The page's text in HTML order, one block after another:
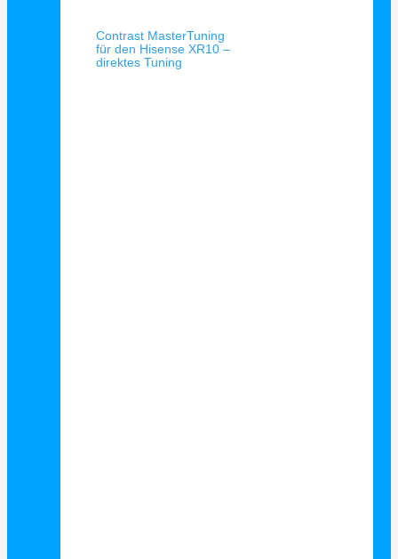
Contrast MasterTuning
für den Hisense XR10 –
direktes Tuning